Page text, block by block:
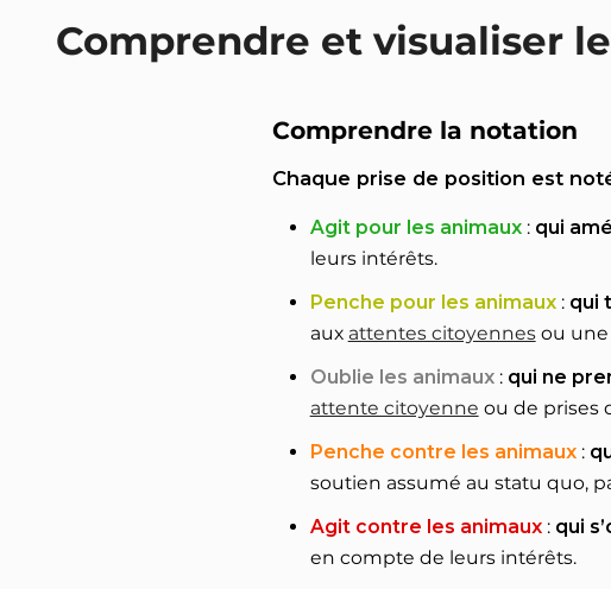
Comprendre et visualiser
Comprendre la notation
Chaque prise de position est
Agit pour les animaux: qui
leurs intérêts.
Penche pour les animaux: qui
aux attentes citoyennesou une
Oublie les animaux: qui ne
attente citoyenne ou de prises
Penche contre les animaux:
soutien assumé au statu quo,
Agit contre les animaux: qui
en compte de leurs intérêts.